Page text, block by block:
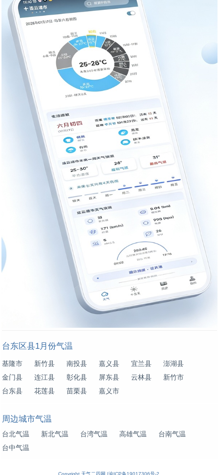
台东区县1月份气温
基隆市 新竹县 南投县 嘉义县 宜兰县
澎湖县
金门县
连江县 彰化县 屏东县 云林县
新竹市
台东县
花莲县 苗栗县 嘉义市
周边城市气温
台北气温 新北气温 台湾气温 高雄气温
台南气温
台中气温
Copyright 天气二四网 |渝ICP备19017306号-2